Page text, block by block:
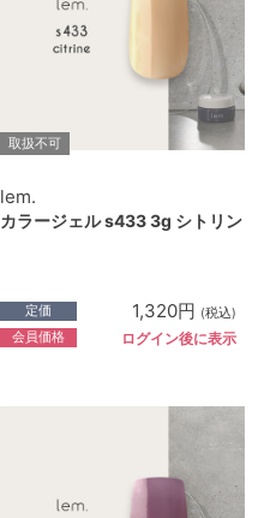
取扱不可
lem.
カラージェル s433 3g シトリン
定価 1,320円 (税込)
会員価格 ログイン後に表示